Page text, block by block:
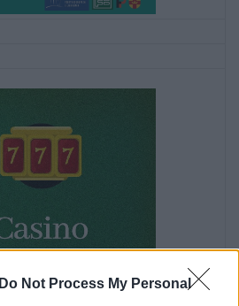
Do Not Process My Personal